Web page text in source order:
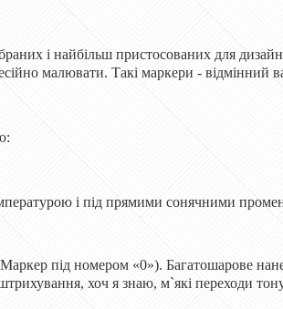
і найбільш пристосованих для
малювати. Такі маркери - відмінний
і під прямими сонячними
під номером «0»). Багатошарове
хоч я знаю, м`які переходи